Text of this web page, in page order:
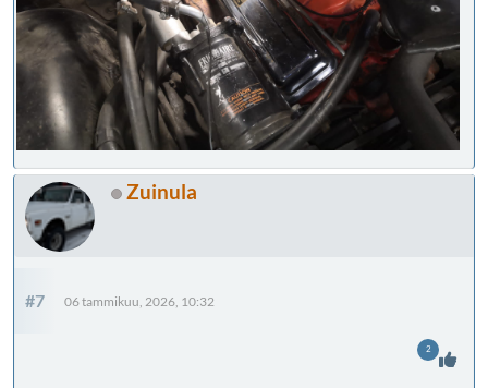
Zuinula
#7 06 tammikuu, 2026, 10:32
2